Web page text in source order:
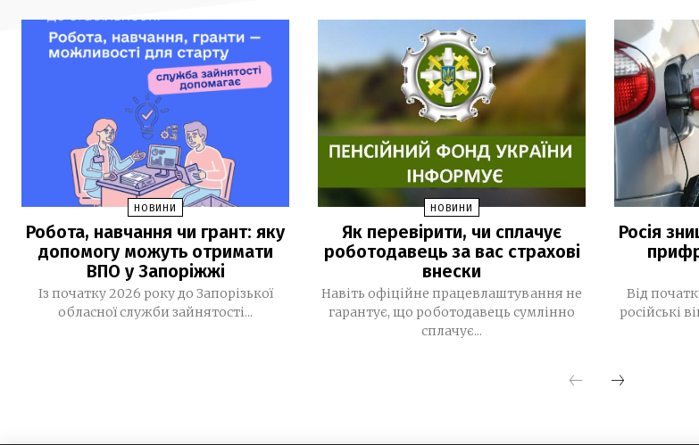
НОВИНИ
Робота, навчання чи грант: яку
допомогу можуть отримати
ВПО у Запоріжжі
Із початку 2026 року до Запорізької
обласної служби зайнятості...
НОВИНИ
Як перевірити, чи сплачує
роботодавець за вас страхові
внески
Навіть офіційне працевлаштування не
гарантує, що роботодавець сумлінно
сплачує...
Росія
Від
російські